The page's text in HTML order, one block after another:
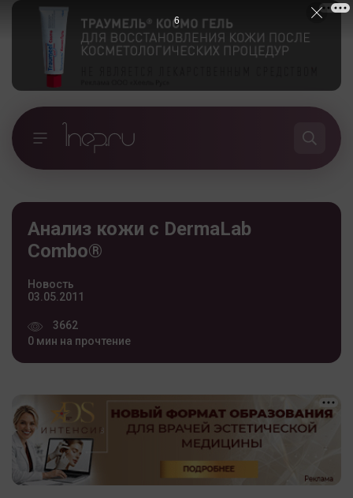
Анализ кожи с DermaLab
Combo®
Новость
03.05.2011
3662
0 мин на прочтение
5